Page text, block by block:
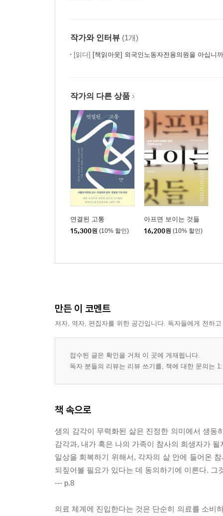
작가와 인터뷰 (1개)
[읽다] [책읽아웃] 외국인노동자전용의원을 아십니까? (G.
작가의 다른 상품
연결된 고통
15,300원 (10% 할인)
아프면 보이는 것들
16,200원 (10% 할인)
만든 이 코멘트
저자, 역자, 편집자를 위한 공간입니다. 독자들에게 전하
접수된 글은 확인을 거쳐 이 곳에 게재됩니다.
독자 분들의 리뷰는 리뷰 쓰기를, 책에 대한 문의는
책 속으로
생의 감각이 무력화된 삶은 진정한 의미에서 생동
감각과, 내가 혹은 나의 가족이 참사의 희생자가
일상을 회복하기 위해서, 각자의 삶 안에 들어온
되짚어볼 필요가 있다는 데 동의하기에 이른다. 그
--- p.8
의료 체계에 진입한다는 것은 단순히 의료를 소비